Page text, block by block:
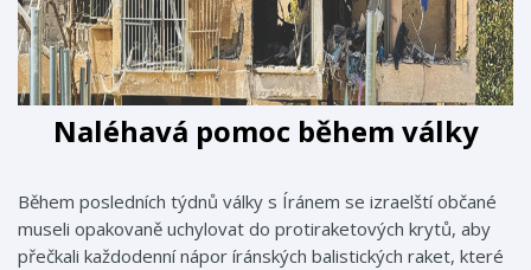
Naléhavá pomoc během války
Během posledních týdnů války s Íránem se izraelští občané
museli opakovaně uchylovat do protiraketových krytů, aby
přečkali každodenní nápor íránských balistických raket, které